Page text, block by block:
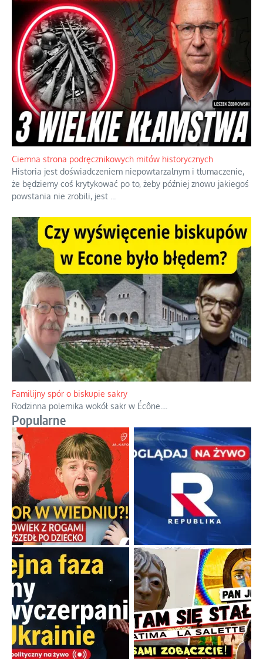
Ciemna strona podręcznikowych mitów historycznych
Historia jest doświadczeniem niepowtarzalnym i tłumaczenie,
że będziemy coś krytykować po to, żeby później znowu jakiegoś
powstania nie zrobili, jest
Familijny spór o biskupie sakry
Rodzinna polemika wokół sakr w Écône.
Popularne